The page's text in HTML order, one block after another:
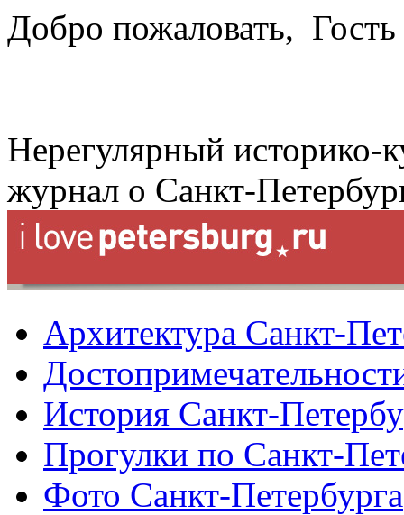
Добро пожаловать, Гость
Нерегулярный историко-
журнал о Санкт-
Архитектура Санкт-
История Санкт-
Прогулки по Санкт-
Фото Санкт-Петербурга